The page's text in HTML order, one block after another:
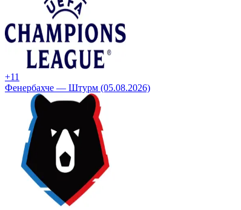
+11
Фенербахче — Штурм (05.08.2026)